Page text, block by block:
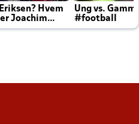
Hvem
Joachim
Ung vs.
#football